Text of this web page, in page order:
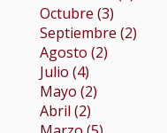
Octubre (3)
Septiembre (2)
Agosto (2)
Julio (4)
Mayo (2)
Abril (2)